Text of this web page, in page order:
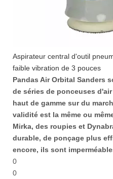
Aspirateur central d'outil
faible vibration de 3 pouces
Pandas Air Orbital Sanders
de séries de ponceuses
haut de gamme sur du
validité est la même ou
Mirka, des roupies et
durable, de ponçage plus
encore, ils sont
0
0